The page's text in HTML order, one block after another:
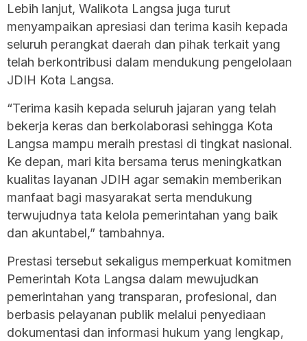
Lebih lanjut, Walikota Langsa juga turut
menyampaikan apresiasi dan terima kasih kepada
seluruh perangkat daerah dan pihak terkait yang
telah berkontribusi dalam mendukung pengelolaan
JDIH Kota Langsa.
“Terima kasih kepada seluruh jajaran yang telah
bekerja keras dan berkolaborasi sehingga Kota
Langsa mampu meraih prestasi di tingkat nasional.
Ke depan, mari kita bersama terus meningkatkan
kualitas layanan JDIH agar semakin memberikan
manfaat bagi masyarakat serta mendukung
terwujudnya tata kelola pemerintahan yang baik
dan akuntabel,” tambahnya.
Prestasi tersebut sekaligus memperkuat komitmen
Pemerintah Kota Langsa dalam mewujudkan
pemerintahan yang transparan, profesional, dan
berbasis pelayanan publik melalui penyediaan
dokumentasi dan informasi hukum yang lengkap,